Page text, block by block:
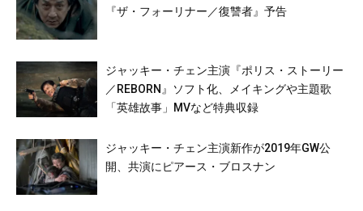
『ザ・フォーリナー／復讐者』予告
ジャッキー・チェン主演『ポリス・ストーリー
／REBORN』ソフト化、メイキングや主題歌
「英雄故事」MVなど特典収録
ジャッキー・チェン主演新作が2019年GW公
開、共演にピアース・ブロスナン